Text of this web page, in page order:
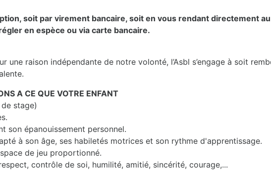
soit par virement bancaire, soit en vous rendant directement
en espèce ou via carte bancaire.
une raison indépendante de notre volonté, l’Asbl s’engage à soit
A CE QUE VOTRE ENFANT
stage)
son épanouissement personnel.
à son âge, ses habiletés motrices et son rythme d'apprentissage.
de jeu proportionné.
contrôle de soi, humilité, amitié, sincérité, courage,...